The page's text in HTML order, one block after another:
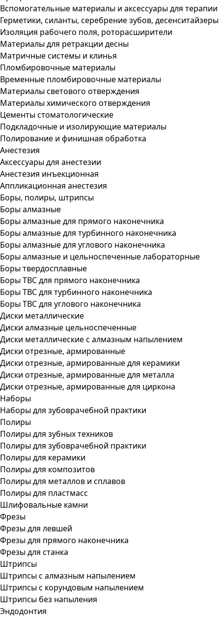
Вспомогательные материалы и аксессуары для терапии
Герметики, силанты, серебрение зубов, десенситайзеры
Изоляция рабочего поля, роторасширители
Материалы для ретракции десны
Матричные системы и клинья
Пломбировочные материалы
Временные пломбировочные материалы
Материалы светового отверждения
Материалы химического отверждения
Цементы стоматологические
Подкладочные и изолирующие материалы
Полирование и финишная обработка
Анестезия
Аксессуары для анестезии
Анестезия инъекционная
Аппликационная анестезия
Боры, полиры, штрипсы
Боры алмазные
Боры алмазные для прямого наконечника
Боры алмазные для турбинного наконечника
Боры алмазные для углового наконечника
Боры алмазные и цельноспеченные лабораторные
Боры твердосплавные
Боры ТВС для прямого наконечника
Боры ТВС для турбинного наконечника
Боры ТВС для углового наконечника
Диски металлические
Диски алмазные цельноспеченные
Диски металлические с алмазным напылением
Диски отрезные, армированные
Диски отрезные, армированные для керамики
Диски отрезные, армированные для металла
Диски отрезные, армированные для циркона
Наборы
Наборы для зубоврачебной практики
Полиры
Полиры для зубных техников
Полиры для зубоврачебной практики
Полиры для керамики
Полиры для композитов
Полиры для металлов и сплавов
Полиры для пластмасс
Шлифовальные камни
Фрезы
Фрезы для левшей
Фрезы для прямого наконечника
Фрезы для станка
Штрипсы
Штрипсы c алмазным напылением
Штрипсы c корундовым напылением
Штрипсы без напыления
Эндодонтия